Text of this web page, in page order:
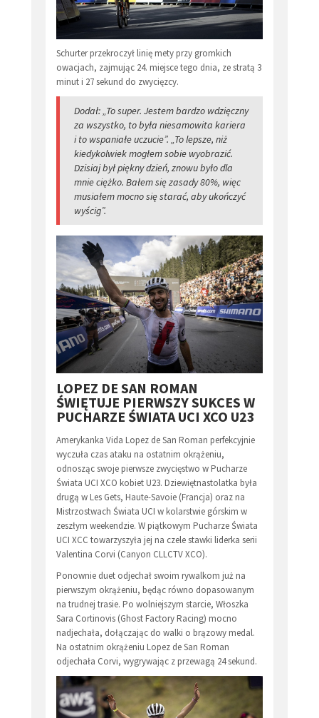
Schurter przekroczył linię mety przy gromkich
owacjach, zajmując 24. miejsce tego dnia, ze stratą 3
minut i 27 sekund do zwycięzcy.
Dodał: „To super. Jestem bardzo wdzięczny
za wszystko, to była niesamowita kariera
i to wspaniałe uczucie”. „To lepsze, niż
kiedykolwiek mogłem sobie wyobrazić.
Dzisiaj był piękny dzień, znowu było dla
mnie ciężko. Bałem się zasady 80%, więc
musiałem mocno się starać, aby ukończyć
wyścig”.
LOPEZ DE SAN ROMAN
ŚWIĘTUJE PIERWSZY SUKCES W
PUCHARZE ŚWIATA UCI XCO U23
Amerykanka Vida Lopez de San Roman perfekcyjnie
wyczuła czas ataku na ostatnim okrążeniu,
odnosząc swoje pierwsze zwycięstwo w Pucharze
Świata UCI XCO kobiet U23. Dziewiętnastolatka była
drugą w Les Gets, Haute-Savoie (Francja) oraz na
Mistrzostwach Świata UCI w kolarstwie górskim w
zeszłym weekendzie. W piątkowym Pucharze Świata
UCI XCC towarzyszyła jej na czele stawki liderka serii
Valentina Corvi (Canyon CLLCTV XCO).
Ponownie duet odjechał swoim rywalkom już na
pierwszym okrążeniu, będąc równo dopasowanym
na trudnej trasie. Po wolniejszym starcie, Włoszka
Sara Cortinovis (Ghost Factory Racing) mocno
nadjechała, dołączając do walki o brązowy medal.
Na ostatnim okrążeniu Lopez de San Roman
odjechała Corvi, wygrywając z przewagą 24 sekund.